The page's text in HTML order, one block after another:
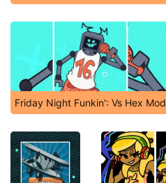
Friday Night Funkin': Vs Hex Mod